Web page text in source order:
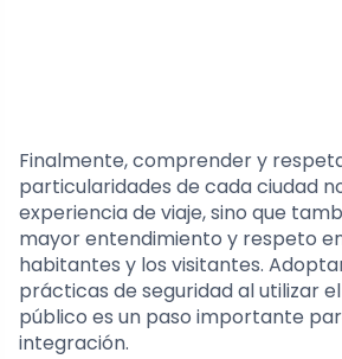
Finalmente, comprender y
particularidades de cada ciudad
experiencia de viaje, sino que
mayor entendimiento y respeto
habitantes y los visitantes.
prácticas de seguridad al utilizar
público es un paso importante
integración.